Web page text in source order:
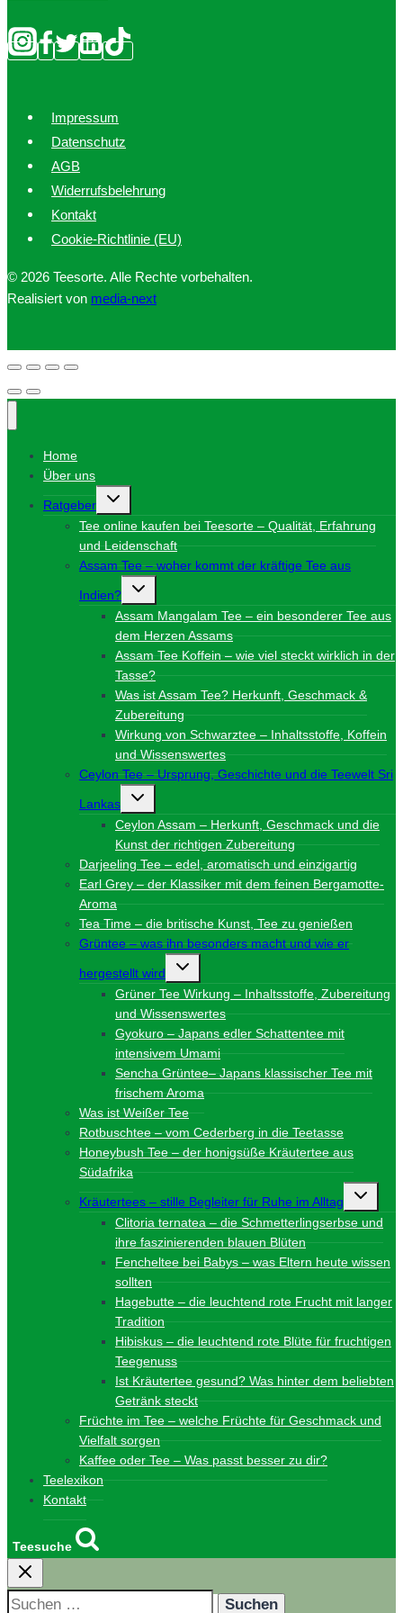
Impressum
Datenschutz
AGB
Widerrufsbelehrung
Kontakt
Cookie-Richtlinie (EU)
© 2026 Teesorte. Alle Rechte vorbehalten.
Realisiert von media-next
Home
Über uns
Ratgeber
Untermenü
Tee online kaufen bei Teesorte – Qualität, Erfahrung
und Leidenschaft
Assam Tee – woher kommt der kräftige Tee aus
Indien?
Untermenü
Assam Mangalam Tee – ein besonderer Tee aus
dem Herzen Assams
Assam Tee Koffein – wie viel steckt wirklich in der
Tasse?
Was ist Assam Tee? Herkunft, Geschmack &
Zubereitung
Wirkung von Schwarztee – Inhaltsstoffe, Koffein
und Wissenswertes
Ceylon Tee – Ursprung, Geschichte und die Teewelt Sri
Lankas
Untermenü
Ceylon Assam – Herkunft, Geschmack und die
Kunst der richtigen Zubereitung
Darjeeling Tee – edel, aromatisch und einzigartig
Earl Grey – der Klassiker mit dem feinen Bergamotte-
Aroma
Tea Time – die britische Kunst, Tee zu genießen
Grüntee – was ihn besonders macht und wie er
hergestellt wird
Untermenü
Grüner Tee Wirkung – Inhaltsstoffe, Zubereitung
und Wissenswertes
Gyokuro – Japans edler Schattentee mit
intensivem Umami
Sencha Grüntee– Japans klassischer Tee mit
frischem Aroma
Was ist Weißer Tee
Rotbuschtee – vom Cederberg in die Teetasse
Honeybush Tee – der honigsüße Kräutertee aus
Südafrika
Kräutertees – stille Begleiter für Ruhe im Alltag
Clitoria ternatea – die Schmetterlingserbse und
ihre faszinierenden blauen Blüten
Fencheltee bei Babys – was Eltern heute wissen
sollten
Hagebutte – die leuchtend rote Frucht mit langer
Tradition
Hibiskus – die leuchtend rote Blüte für fruchtigen
Teegenuss
Ist Kräutertee gesund? Was hinter dem beliebten
Getränk steckt
Früchte im Tee – welche Früchte für Geschmack und
Vielfalt sorgen
Kaffee oder Tee – Was passt besser zu dir?
Teelexikon
Kontakt
Teesuche
Suchen